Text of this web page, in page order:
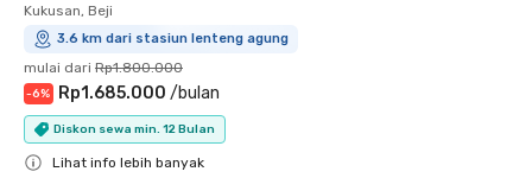
Kukusan, Beji
3.6 km dari stasiun lenteng agung
mulai dari Rp1.800.000
-6% Rp1.685.000 /bulan
Diskon sewa min. 12 Bulan
Lihat info lebih banyak